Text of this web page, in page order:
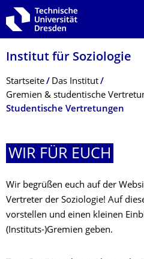
Zur Hauptnavigation springen
Zur Suche springen
Zum Inhalt springen
Institut für Soziologie
Breadcrumb-Menü
Startseite
Das Institut
Gremien & studentische
Studentische Vertretungen
WIR FÜR EUCH
Wir begrüßen euch auf der
Vertreter der Soziologie! Auf
vorstellen und einen kleinen
(Instituts-)Gremien geben.